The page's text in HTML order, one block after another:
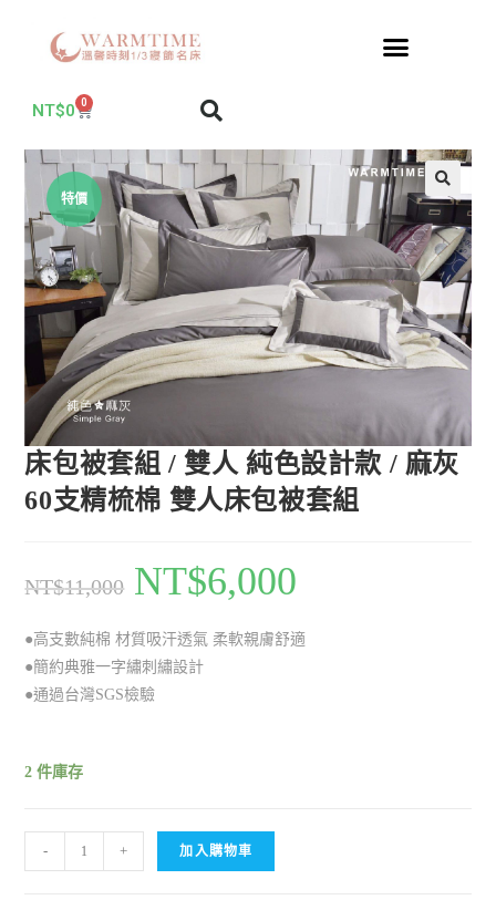
NT$0 0
特價
床包被套組 / 雙人 純色設計款 / 麻灰
60支精梳棉 雙人床包被套組
NT$11,000 NT$6,000
●高支數純棉 材質吸汗透氣 柔軟親膚舒適
●簡約典雅一字繡刺繡設計
●通過台灣SGS檢驗
2 件庫存
- + 加入購物車